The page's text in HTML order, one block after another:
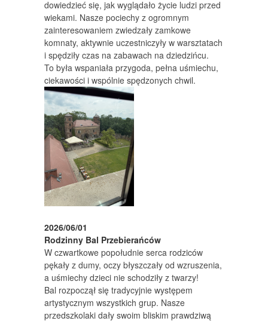
dowiedzieć się, jak wyglądało życie ludzi przed
wiekami. Nasze pociechy z ogromnym
zainteresowaniem zwiedzały zamkowe
komnaty, aktywnie uczestniczyły w warsztatach
i spędziły czas na zabawach na dziedzińcu.
To była wspaniała przygoda, pełna uśmiechu,
ciekawości i wspólnie spędzonych chwil.
2026/06/01
Rodzinny Bal Przebierańców
W czwartkowe popołudnie serca rodziców
pękały z dumy, oczy błyszczały od wzruszenia,
a uśmiechy dzieci nie schodziły z twarzy!
Bal rozpoczął się tradycyjnie występem
artystycznym wszystkich grup. Nasze
przedszkolaki dały swoim bliskim prawdziwą